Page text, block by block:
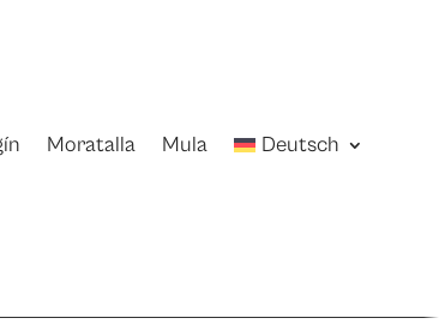
Moratalla Mula Deutsch